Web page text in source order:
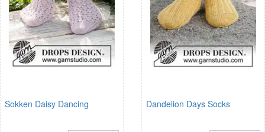
Sokken Daisy Dancing Dandelion Days Socks